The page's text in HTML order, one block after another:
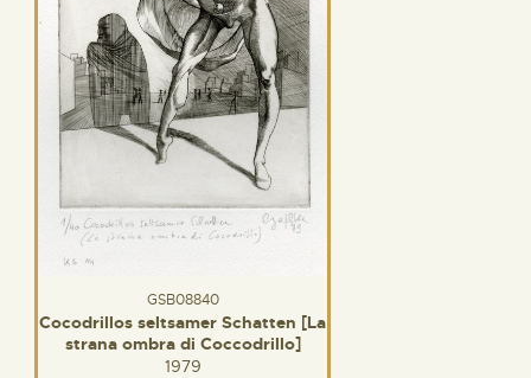
GSB08840
Cocodrillos seltsamer Schatten [La
strana ombra di Coccodrillo]
1979